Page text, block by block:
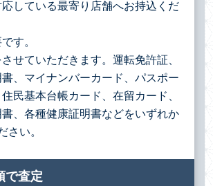
している最寄り店舗へお持込くだ
す。
せていただきます。運転免許証、
、マイナンバーカード、パスポー
住民基本台帳カード、在留カード、
、各種健康証明書などをいずれか
さい。
で査定